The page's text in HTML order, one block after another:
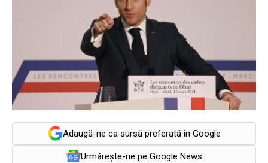
Adaugă-ne ca sursă preferată în Google
Urmărește-ne pe Google News